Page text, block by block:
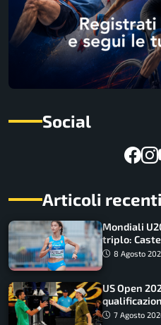
Social
Articoli recenti
Mondiali
triplo:
finale
8 Agosto
US Open
draw7 Agosto